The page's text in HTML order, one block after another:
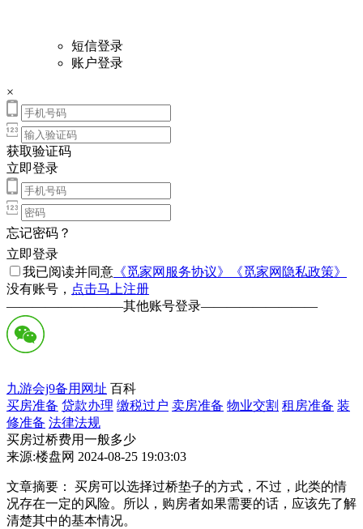
短信登录
账户登录
×
获取验证码
立即登录
忘记密码？
立即登录
我已阅读并同意 《觅家网服务协议》
《觅家网隐私政策》
没有账号， 点击马上注册
—————————其他账号登录—————————
九游会j9备用网址 百科
买房准备 贷款办理 缴税过户 卖房准备 物业交割 租房准备 装
修准备 法律法规
买房过桥费用一般多少
来源:楼盘网 2024-08-25 19:03:03
文章摘要： 买房可以选择过桥垫子的方式，不过，此类的情
况存在一定的风险。所以，购房者如果需要的话，应该先了解
清楚其中的基本情况。